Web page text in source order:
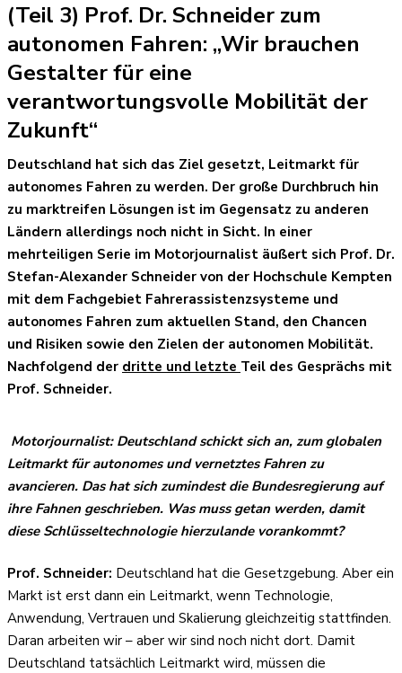
(Teil 3) Prof. Dr. Schneider zum
autonomen Fahren: „Wir brauchen
Gestalter für eine
verantwortungsvolle Mobilität der
Zukunft“
Deutschland hat sich das Ziel gesetzt, Leitmarkt für
autonomes Fahren zu werden. Der große Durchbruch hin
zu marktreifen Lösungen ist im Gegensatz zu anderen
Ländern allerdings noch nicht in Sicht. In einer
mehrteiligen Serie im Motorjournalist äußert sich Prof. Dr.
Stefan-Alexander Schneider von der Hochschule Kempten
mit dem Fachgebiet Fahrerassistenzsysteme und
autonomes Fahren zum aktuellen Stand, den Chancen
und Risiken sowie den Zielen der autonomen Mobilität.
Nachfolgend der dritte und letzte Teil des Gesprächs mit
Prof. Schneider.
Motorjournalist: Deutschland schickt sich an, zum globalen
Leitmarkt für autonomes und vernetztes Fahren zu
avancieren. Das hat sich zumindest die Bundesregierung auf
ihre Fahnen geschrieben. Was muss getan werden, damit
diese Schlüsseltechnologie hierzulande vorankommt?
Prof. Schneider: Deutschland hat die Gesetzgebung. Aber ein
Markt ist erst dann ein Leitmarkt, wenn Technologie,
Anwendung, Vertrauen und Skalierung gleichzeitig stattfinden.
Daran arbeiten wir – aber wir sind noch nicht dort. Damit
Deutschland tatsächlich Leitmarkt wird, müssen die